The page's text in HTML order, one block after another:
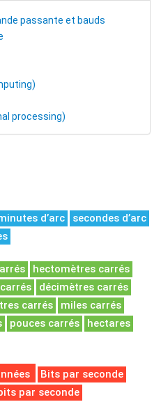
passante et bauds
processing)
d’arc
secondes d’arc
hectomètres carrés
décimètres carrés
carrés
miles carrés
pouces carrés
hectares
Bits par seconde
par seconde